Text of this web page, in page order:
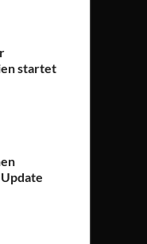
startet